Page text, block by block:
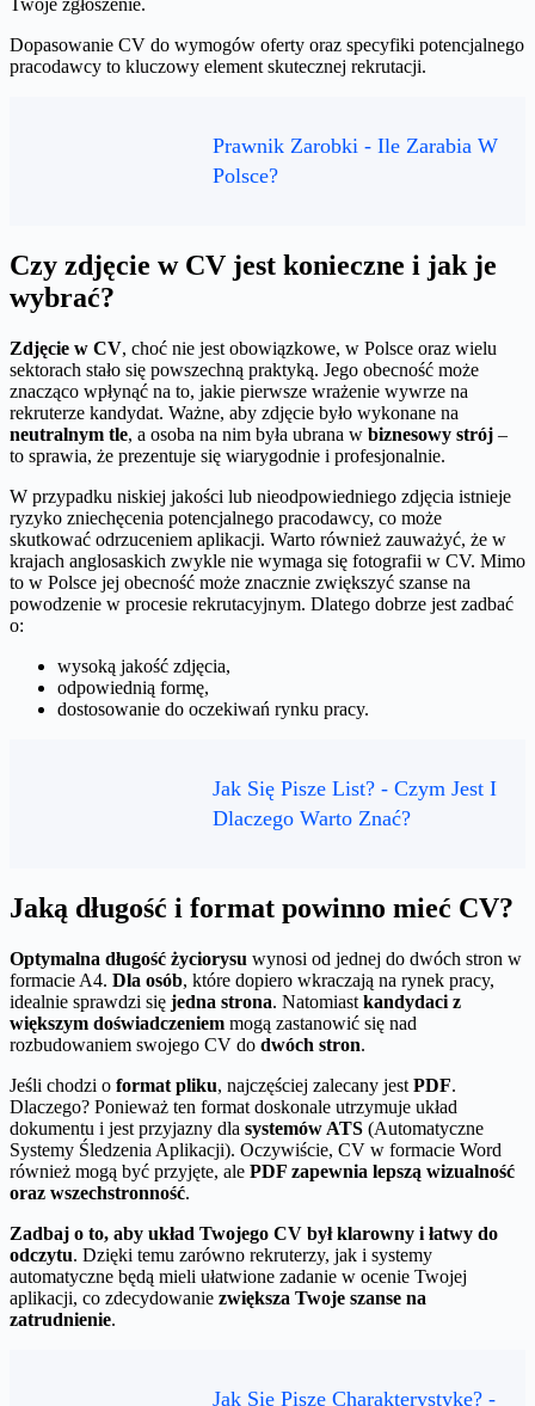
Twoje zgłoszenie.
Dopasowanie CV do wymogów oferty oraz specyfiki potencjalnego
pracodawcy to kluczowy element skutecznej rekrutacji.
Prawnik Zarobki - Ile Zarabia W
Polsce?
Czy zdjęcie w CV jest konieczne i jak je
wybrać?
Zdjęcie w CV, choć nie jest obowiązkowe, w Polsce oraz wielu
sektorach stało się powszechną praktyką. Jego obecność może
znacząco wpłynąć na to, jakie pierwsze wrażenie wywrze na
rekruterze kandydat. Ważne, aby zdjęcie było wykonane na
neutralnym tle, a osoba na nim była ubrana w biznesowy strój –
to sprawia, że prezentuje się wiarygodnie i profesjonalnie.
W przypadku niskiej jakości lub nieodpowiedniego zdjęcia istnieje
ryzyko zniechęcenia potencjalnego pracodawcy, co może
skutkować odrzuceniem aplikacji. Warto również zauważyć, że w
krajach anglosaskich zwykle nie wymaga się fotografii w CV. Mimo
to w Polsce jej obecność może znacznie zwiększyć szanse na
powodzenie w procesie rekrutacyjnym. Dlatego dobrze jest zadbać
o:
wysoką jakość zdjęcia,
odpowiednią formę,
dostosowanie do oczekiwań rynku pracy.
Jak Się Pisze List? - Czym Jest I
Dlaczego Warto Znać?
Jaką długość i format powinno mieć CV?
Optymalna długość życiorysu wynosi od jednej do dwóch stron w
formacie A4. Dla osób, które dopiero wkraczają na rynek pracy,
idealnie sprawdzi się jedna strona. Natomiast kandydaci z
większym doświadczeniem mogą zastanowić się nad
rozbudowaniem swojego CV do dwóch stron.
Jeśli chodzi o format pliku, najczęściej zalecany jest PDF.
Dlaczego? Ponieważ ten format doskonale utrzymuje układ
dokumentu i jest przyjazny dla systemów ATS (Automatyczne
Systemy Śledzenia Aplikacji). Oczywiście, CV w formacie Word
również mogą być przyjęte, ale PDF zapewnia lepszą wizualność
oraz wszechstronność.
Zadbaj o to, aby układ Twojego CV był klarowny i łatwy do
odczytu. Dzięki temu zarówno rekruterzy, jak i systemy
automatyczne będą mieli ułatwione zadanie w ocenie Twojej
aplikacji, co zdecydowanie zwiększa Twoje szanse na
zatrudnienie.
Jak Się Pisze Charakterystykę? -